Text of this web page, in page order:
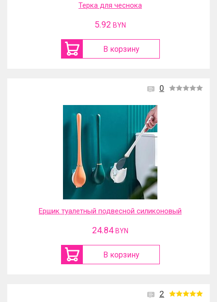
Терка для чеснока
5.92 BYN
В корзину
0
Ершик туалетный подвесной силиконовый
24.84 BYN
В корзину
2